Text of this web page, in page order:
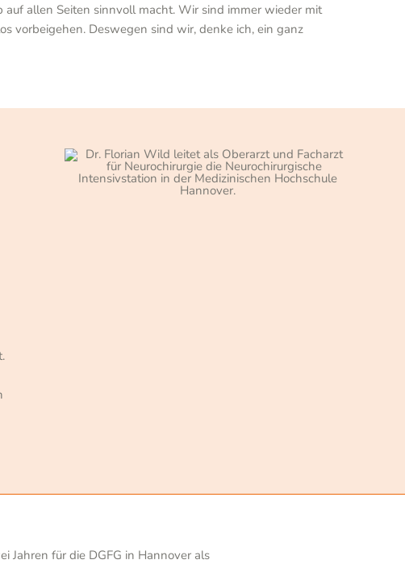
auf allen Seiten sinnvoll macht. Wir sind immer wieder mit
vorbeigehen. Deswegen sind wir, denke ich, ein ganz
Jahren für die DGFG in Hannover als